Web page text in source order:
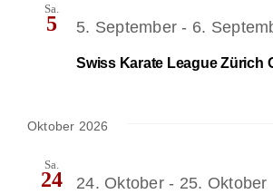
Sa.
5
Swiss Karate League Zürich
5. September - 6.
Oktober 2026
Sa.
24 24. Oktober- 25. Oktober